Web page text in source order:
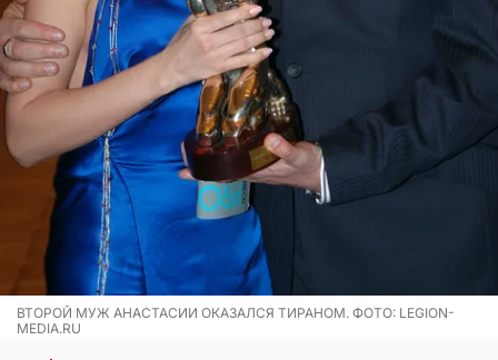
ВТОРОЙ МУЖ АНАСТАСИИ ОКАЗАЛСЯ ТИРАНОМ. ФОТО: LEGION-
MEDIA.RU